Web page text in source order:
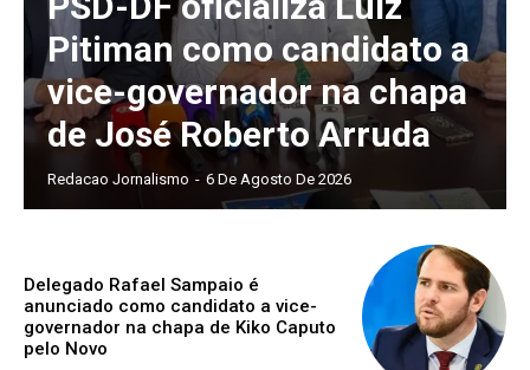
Pitiman como candidato a
vice-governador na chapa
de José Roberto Arruda
Redacao Jornalismo - 6 De Agosto De 2026
Delegado Rafael Sampaio é
anunciado como candidato a vice-
governador na chapa de Kiko Caputo
pelo Novo